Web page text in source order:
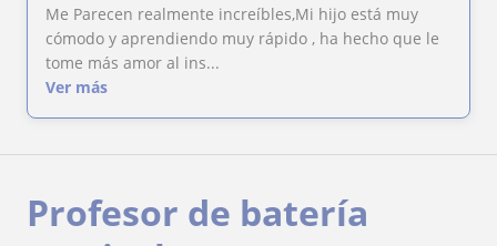
Me Parecen realmente increíbles,Mi hijo está muy
cómodo y aprendiendo muy rápido , ha hecho que le
tome más amor al ins...
Ver más
Profesor de batería